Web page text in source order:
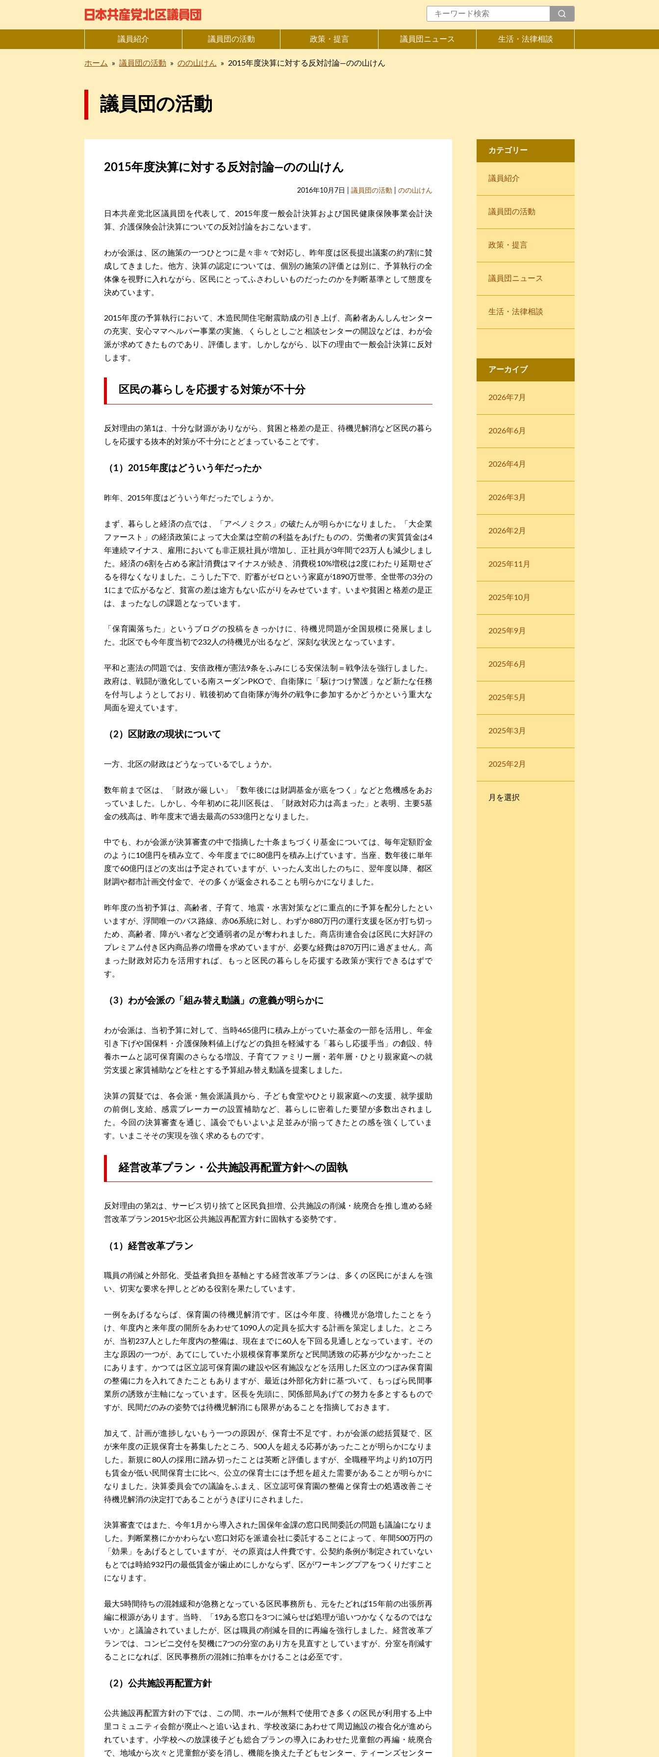
議員紹介 議員団の活動 政策・提言 議員団ニュース 生活・法律相談
ホーム » 議員団の活動 » のの山けん » 2015年度決算に対する反対討論―のの山けん
議員団の活動
2015年度決算に対する反対討論―のの山けん
2016年10月7日 | 議員団の活動 のの山けん
日本共産党北区議員団を代表して、2015年度一般会計決算および国民健康保険事業会計決
算、介護保険会計決算についての反対討論をおこないます。
わが会派は、区の施策の一つひとつに是々非々で対応し、昨年度は区長提出議案の約7割に賛
成してきました。他方、決算の認定については、個別の施策の評価とは別に、予算執行の全
体像を視野に入れながら、区民にとってふさわしいものだったのかを判断基準として態度を
決めています。
2015年度の予算執行において、木造民間住宅耐震助成の引き上げ、高齢者あんしんセンター
の充実、安心ママヘルパー事業の実施、くらしとしごと相談センターの開設などは、わが会
派が求めてきたものであり、評価します。しかしながら、以下の理由で一般会計決算に反対
します。
区民の暮らしを応援する対策が不十分
反対理由の第1は、十分な財源がありながら、貧困と格差の是正、待機児解消など区民の暮ら
しを応援する抜本的対策が不十分にとどまっていることです。
（1）2015年度はどういう年だったか
昨年、2015年度はどういう年だったでしょうか。
まず、暮らしと経済の点では、「アベノミクス」の破たんが明らかになりました。「大企業
ファースト」の経済政策によって大企業は空前の利益をあげたものの、労働者の実質賃金は4
年連続マイナス、雇用においても非正規社員が増加し、正社員が3年間で23万人も減少しまし
た。経済の6割を占める家計消費はマイナスが続き、消費税10%増税は2度にわたり延期せざ
るを得なくなりました。こうした下で、貯蓄がゼロという家庭が1890万世帯、全世帯の3分の
1にまで広がるなど、貧富の差は途方もない広がりをみせています。いまや貧困と格差の是正
は、まったなしの課題となっています。
「保育園落ちた」というブログの投稿をきっかけに、待機児問題が全国規模に発展しまし
た。北区でも今年度当初で232人の待機児が出るなど、深刻な状況となっています。
平和と憲法の問題では、安倍政権が憲法9条をふみにじる安保法制＝戦争法を強行しました。
政府は、戦闘が激化している南スーダンPKOで、自衛隊に「駆けつけ警護」など新たな任務
を付与しようとしており、戦後初めて自衛隊が海外の戦争に参加するかどうかという重大な
局面を迎えています。
（2）区財政の現状について
一方、北区の財政はどうなっているでしょうか。
数年前まで区は、「財政が厳しい」「数年後には財調基金が底をつく」などと危機感をあお
っていました。しかし、今年初めに花川区長は、「財政対応力は高まった」と表明、主要5基
金の残高は、昨年度末で過去最高の533億円となりました。
中でも、わが会派が決算審査の中で指摘した十条まちづくり基金については、毎年定額貯金
のように10億円を積み立て、今年度までに80億円を積み上げています。当座、数年後に単年
度で60億円ほどの支出は予定されていますが、いったん支出したのちに、翌年度以降、都区
財調や都市計画交付金で、その多くが返金されることも明らかになりました。
昨年度の当初予算は、高齢者、子育て、地震・水害対策などに重点的に予算を配分したとい
いますが、浮間唯一のバス路線、赤06系統に対し、わずか880万円の運行支援を区が打ち切っ
ため、高齢者、障がい者など交通弱者の足が奪われました。商店街連合会は区民に大好評の
プレミアム付き区内商品券の増冊を求めていますが、必要な経費は870万円に過ぎません。高
まった財政対応力を活用すれば、もっと区民の暮らしを応援する政策が実行できるはずで
す。
（3）わが会派の「組み替え動議」の意義が明らかに
わが会派は、当初予算に対して、当時465億円に積み上がっていた基金の一部を活用し、年金
引き下げや国保料・介護保険料値上げなどの負担を軽減する「暮らし応援手当」の創設、特
養ホームと認可保育園のさらなる増設、子育てファミリー層・若年層・ひとり親家庭への就
労支援と家賃補助などを柱とする予算組み替え動議を提案しました。
決算の質疑では、各会派・無会派議員から、子ども食堂やひとり親家庭への支援、就学援助
の前倒し支給、感震ブレーカーの設置補助など、暮らしに密着した要望が多数出されまし
た。今回の決算審査を通じ、議会でもいよいよ足並みが揃ってきたとの感を強くしていま
す。いまこそその実現を強く求めるものです。
経営改革プラン・公共施設再配置方針への固執
反対理由の第2は、サービス切り捨てと区民負担増、公共施設の削減・統廃合を推し進める経
営改革プラン2015や北区公共施設再配置方針に固執する姿勢です。
（1）経営改革プラン
職員の削減と外部化、受益者負担を基軸とする経営改革プランは、多くの区民にがまんを強
い、切実な要求を押しとどめる役割を果たしています。
一例をあげるならば、保育園の待機児解消です。区は今年度、待機児が急増したことをう
け、年度内と来年度の開所をあわせて1090人の定員を拡大する計画を策定しました。ところ
が、当初237人とした年度内の整備は、現在までに60人を下回る見通しとなっています。その
主な原因の一つが、あてにしていた小規模保育事業所など民間誘致の応募が少なかったこと
にあります。かつては区立認可保育園の建設や区有施設などを活用した区立のつぼみ保育園
の整備に力を入れてきたこともありますが、最近は外部化方針に基づいて、もっぱら民間事
業所の誘致が主軸になっています。区長を先頭に、関係部局あげての努力を多とするもので
すが、民間だのみの姿勢では待機児解消にも限界があることを指摘しておきます。
加えて、計画が進捗しないもう一つの原因が、保育士不足です。わが会派の総括質疑で、区
が来年度の正規保育士を募集したところ、500人を超える応募があったことが明らかになりま
した。新規に80人の採用に踏み切ったことは英断と評価しますが、全職種平均より約10万円
も賃金が低い民間保育士に比べ、公立の保育士には予想を超えた需要があることが明らかに
なりました。決算委員会での議論をふまえ、区立認可保育園の整備と保育士の処遇改善こそ
待機児解消の決定打であることがうきぼりにされました。
決算審査ではまた、今年1月から導入された国保年金課の窓口民間委託の問題も議論になりま
した。判断業務にかかわらない窓口対応を派遣会社に委託することによって、年間500万円の
「効果」をあげるとしていますが、その原資は人件費です。公契約条例が制定されていない
もとでは時給932円の最低賃金が歯止めにしかならず、区がワーキングプアをつくりだすこと
になります。
最大5時間待ちの混雑緩和が急務となっている区民事務所も、元をたどれば15年前の出張所再
編に根源があります。当時、「19ある窓口を3つに減らせば処理が追いつかなくなるのではな
いか」と議論されていましたが、区は職員の削減を目的に再編を強行しました。経営改革プ
ランでは、コンビニ交付を契機に7つの分室のあり方を見直すとしていますが、分室を削減す
ることになれば、区民事務所の混雑に拍車をかけることは必至です。
（2）公共施設再配置方針
公共施設再配置方針の下では、この間、ホールが無料で使用でき多くの区民が利用する上中
里コミュニティ会館が廃止へと追い込まれ、学校改築にあわせて周辺施設の複合化が進めら
れています。小学校への放課後子ども総合プランの導入にあわせた児童館の再編・統廃合
で、地域から次々と児童館が姿を消し、機能を換えた子どもセンター、ティーンズセンター
カテゴリー
議員紹介
議員団の活動
政策・提言
議員団ニュース
生活・法律相談
アーカイブ
2026年7月
2026年6月
2026年4月
2026年3月
2026年2月
2025年11月
2025年10月
2025年9月
2025年6月
2025年5月
2025年3月
2025年2月